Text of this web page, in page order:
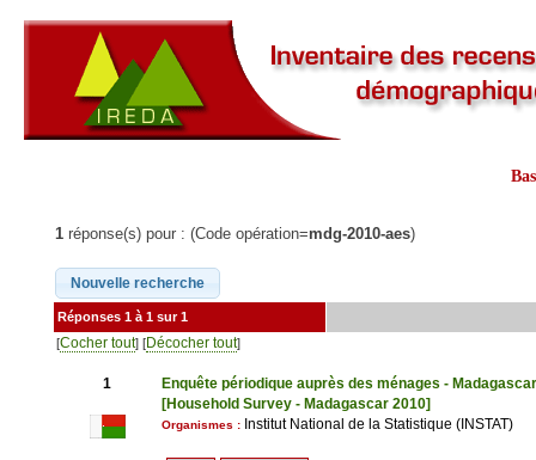
1 réponse(s) pour : (Code opération=mdg-2010-aes)
Réponses 1 à 1 sur 1
[Cocher tout] [Décocher tout]
1
Enquête périodique auprès des ménages -
[Household Survey - Madagascar 2010]
Organismes : Institut National de la Statistique (INSTAT)